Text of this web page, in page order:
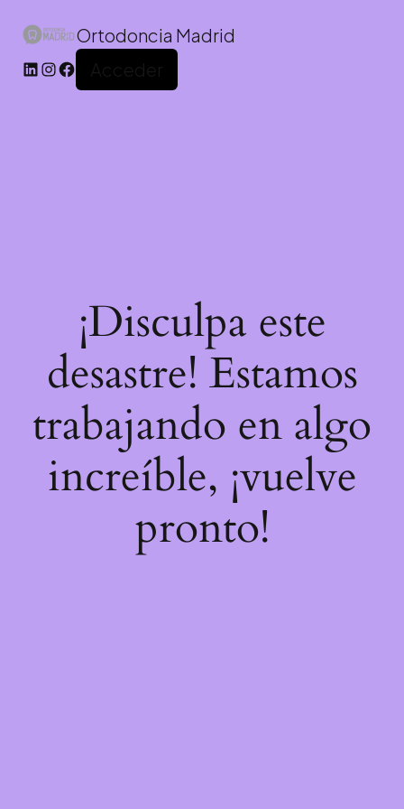
Ortodoncia Madrid
¡Disculpa este
desastre! Estamos
trabajando en algo
increíble, ¡vuelve
pronto!